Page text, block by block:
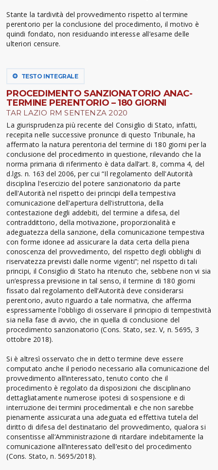
Stante la tardività del provvedimento rispetto al termine
perentorio per la conclusione del procedimento, il motivo è
quindi fondato, non residuando interesse all’esame delle
ulteriori censure.
TESTO INTEGRALE
PROCEDIMENTO SANZIONATORIO ANAC-
TERMINE PERENTORIO – 180 GIORNI
TAR LAZIO RM SENTENZA 2020
La giurisprudenza più recente del Consiglio di Stato, infatti,
recepita nelle successive pronunce di questo Tribunale, ha
affermato la natura perentoria del termine di 180 giorni per la
conclusione del procedimento in questione, rilevando che la
norma primaria di riferimento è data dall’art. 8, comma 4, del
d.lgs. n. 163 del 2006, per cui “Il regolamento dell'Autorità
disciplina l'esercizio del potere sanzionatorio da parte
dell'Autorità nel rispetto dei principi della tempestiva
comunicazione dell'apertura dell'istruttoria, della
contestazione degli addebiti, del termine a difesa, del
contraddittorio, della motivazione, proporzionalità e
adeguatezza della sanzione, della comunicazione tempestiva
con forme idonee ad assicurare la data certa della piena
conoscenza del provvedimento, del rispetto degli obblighi di
riservatezza previsti dalle norme vigenti”; nel rispetto di tali
principi, il Consiglio di Stato ha ritenuto che, sebbene non vi sia
un’espressa previsione in tal senso, il termine di 180 giorni
fissato dal regolamento dell’Autorità deve considerarsi
perentorio, avuto riguardo a tale normativa, che afferma
espressamente l’obbligo di osservare il principio di tempestività
sia nella fase di avvio, che in quella di conclusione del
procedimento sanzionatorio (Cons. Stato, sez. V, n. 5695, 3
ottobre 2018).
Si è altresì osservato che in detto termine deve essere
computato anche il periodo necessario alla comunicazione del
provvedimento all’interessato, tenuto conto che il
procedimento è regolato da disposizioni che disciplinano
dettagliatamente numerose ipotesi di sospensione e di
interruzione dei termini procedimentali e che non sarebbe
pienamente assicurata una adeguata ed effettiva tutela del
diritto di difesa del destinatario del provvedimento, qualora si
consentisse all’Amministrazione di ritardare indebitamente la
comunicazione all’interessato dell’esito del procedimento
(Cons. Stato, n. 5695/2018).